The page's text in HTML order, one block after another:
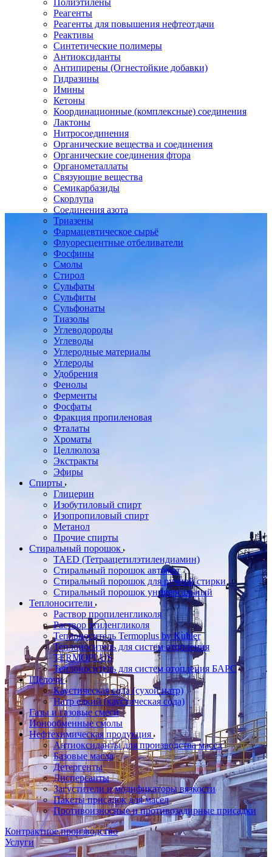
Полиэтилены
Реагенты
Реагенты для повышения нефтеотдачи
Реактивы
Синтетические полимеры
Антиоксиданты
Антипирены (Огнестойкие добавки)
Гидразины
Имины
Кетоны
Координационные (комплексные) соединения
Лактоны
Нитросоединения
Органические вещества и соединения
Органические соединения фтора
Органометаллаты
Связующие вещества
Семикарбазиды
Скорлупа
Соединения азота
Триазены
Фармацевтическое сырьё
Флуоресцентные отбеливатели
Фосфины
Смолы
Стирол
Сульфаты
Сульфиты
Сульфонаты
Тиазолы
Углеводороды
Углеводы
Углеродные материалы
Углероды
Удобрения
Фенолы
Ферменты
Фосфаты
Фракция пропиленовая
Фталаты
Хроматы
Целлюлоза
Экстракты
Эфиры
Спирты
Глицерин
Изобутиловый спирт
Изопропиловый спирт
Метанол
Прочие спирты
Стиральный порошок
TAED (Тетраацетилэтилендиамин)
Стиральный порошок автомат
Стиральный порошок для ручной стирки
Стиральный порошок универсальный
Теплоносители
Раствор пропиленгликоля
Раствор этиленгликоля
Теплоноситель Termoplus by Kuhler
Теплоноситель для систем отопления
TERMOPLUS
Теплоноситель для систем отопления БАРС
Щёлочи
Каустическая сода (сухой натр)
Натр едкий (каустическая сода)
Газы и газовые смеси
Ионообменные смолы
Нефтехимическая продукция
Антиоксиданты для производства масел
Базовые масла
Детергенты
Дисперсанты
Загустители и модификаторы вязкости
Пакеты присадок для масел
Противоизносные и противозадирные присадки
Контрактное производство
Услуги